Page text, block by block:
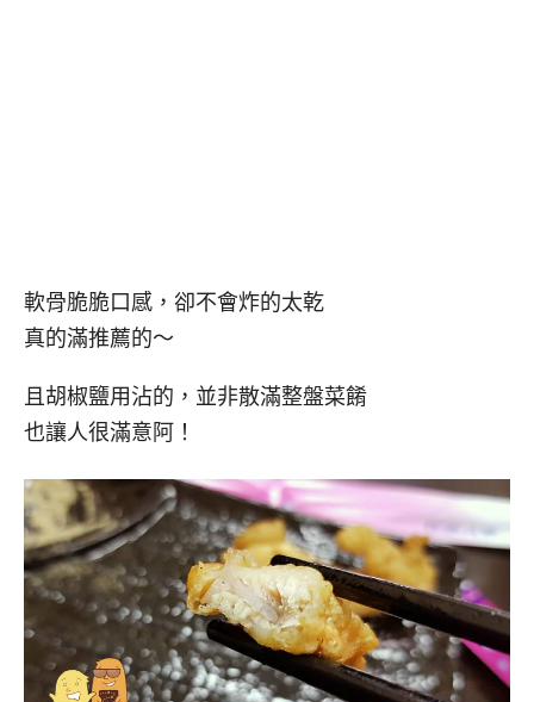
軟骨脆脆口感，卻不會炸的太乾
真的滿推薦的～
且胡椒鹽用沾的，並非散滿整盤菜餚
也讓人很滿意阿！